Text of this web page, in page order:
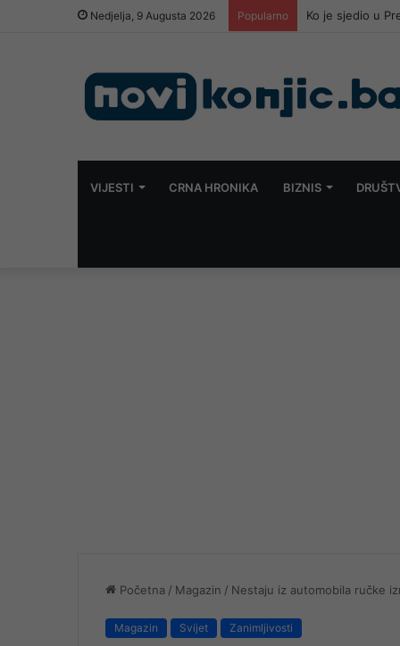
Nedjelja, 9 Augusta 2026 Popularno Ko je sjedio u
VIJESTI CRNA HRONIKA BIZNIS
Početna / Magazin / Nestaju iz automobila ručke
Magazin Svijet Zanimljivosti